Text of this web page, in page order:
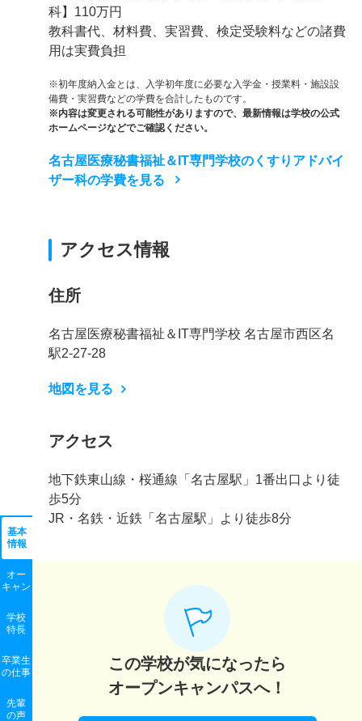
基本
情報
オー
キャン
学校
特長
卒業生
の仕事
先輩
の声
科】110万円
教科書代、材料費、実習費、検定受験料などの諸費
用は実費負担
※初年度納入金とは、入学初年度に必要な入学金・授業料・施設設
備費・実習費などの学費を合計したものです。
※内容は変更される可能性がありますので、最新情報は学校の公式
ホームページなどでご確認ください。
名古屋医療秘書福祉＆IT専門学校のくすりアドバイ
ザー科の学費を見る
アクセス情報
住所
名古屋医療秘書福祉＆IT専門学校 名古屋市西区名
駅2-27-28
地図を見る
アクセス
地下鉄東山線・桜通線「名古屋駅」1番出口より徒
歩5分
JR・名鉄・近鉄「名古屋駅」より徒歩8分
この学校が気になったら
オープンキャンパスへ！